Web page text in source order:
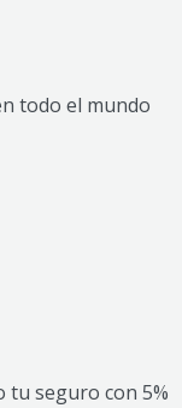
todo el mundo
tu seguro con 5%